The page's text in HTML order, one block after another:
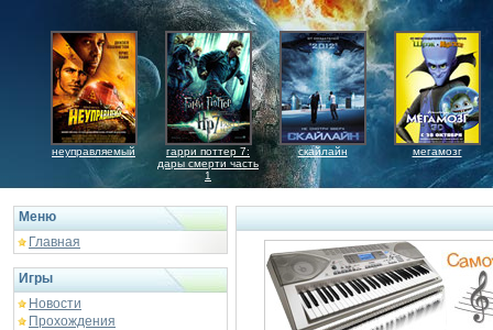
неуправляемый
гарри поттер 7:
дары смерти часть
1
скайлайн мегамозг
Меню
Главная
Игры
Новости
Прохождения